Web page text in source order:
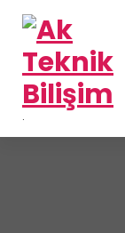
geç
.